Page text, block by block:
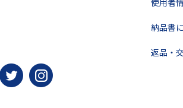
使用者
納品書
返品・